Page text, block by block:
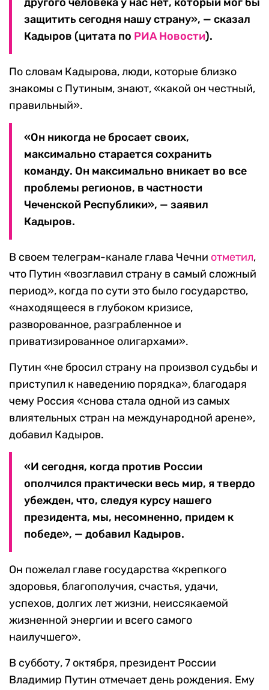
защитить сегодня нашу страну», — сказал
Кадыров (цитата по РИА Новости).
По словам Кадырова, люди, которые близко
знакомы с Путиным, знают, «какой он честный,
правильный».
«Он никогда не бросает своих,
максимально старается сохранить
команду. Он максимально вникает во все
проблемы регионов, в частности
Чеченской Республики», — заявил
Кадыров.
В своем телеграм-канале глава Чечни отметил,
что Путин «возглавил страну в самый сложный
период», когда по сути это было государство,
«находящееся в глубоком кризисе,
разворованное, разграбленное и
приватизированное олигархами».
Путин «не бросил страну на произвол судьбы и
приступил к наведению порядка», благодаря
чему Россия «снова стала одной из самых
влиятельных стран на международной арене»,
добавил Кадыров.
«И сегодня, когда против России
ополчился практически весь мир, я твердо
убежден, что, следуя курсу нашего
президента, мы, несомненно, придем к
победе», — добавил Кадыров.
Он пожелал главе государства «крепкого
здоровья, благополучия, счастья, удачи,
успехов, долгих лет жизни, неиссякаемой
жизненной энергии и всего самого
наилучшего».
В субботу, 7 октября, президент России
Владимир Путин отмечает день рождения. Ему